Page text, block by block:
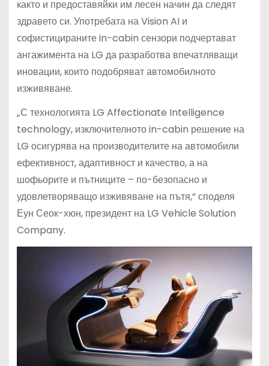
както и предоставяйки им лесен начин да следят
здравето си. Употребата на Vision AI и
софистицираните in-cabin сензори подчертават
ангажимента на LG да разработва впечатляващи
иновации, които подобряват автомобилното
изживяване.
„С технологията LG Affectionate Intelligence
technology, изключителното in-cabin решение на
LG осигурява на производителите на автомобили
ефективност, адаптивност и качество, а на
шофьорите и пътниците – по-безопасно и
удовлетворяващо изживяване на пътя,“ споделя
Еун Сеок-хюн, президент на LG Vehicle Solution
Company.